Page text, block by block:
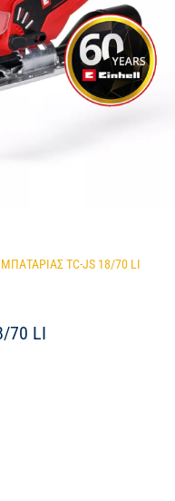
TC-JS 18/70 LI
70 LI